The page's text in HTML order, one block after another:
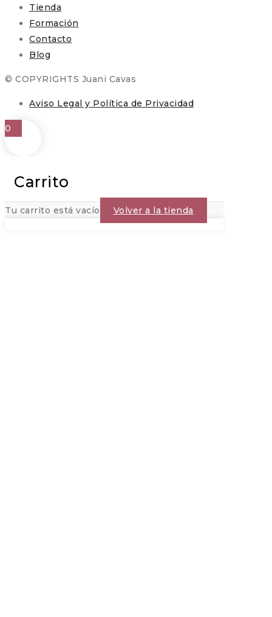
Tienda
Formación
Contacto
Blog
© COPYRIGHTS Juani Cavas
Aviso Legal y Política de Privacidad
0
Carrito
Tu carrito está vacío Volver a la tienda